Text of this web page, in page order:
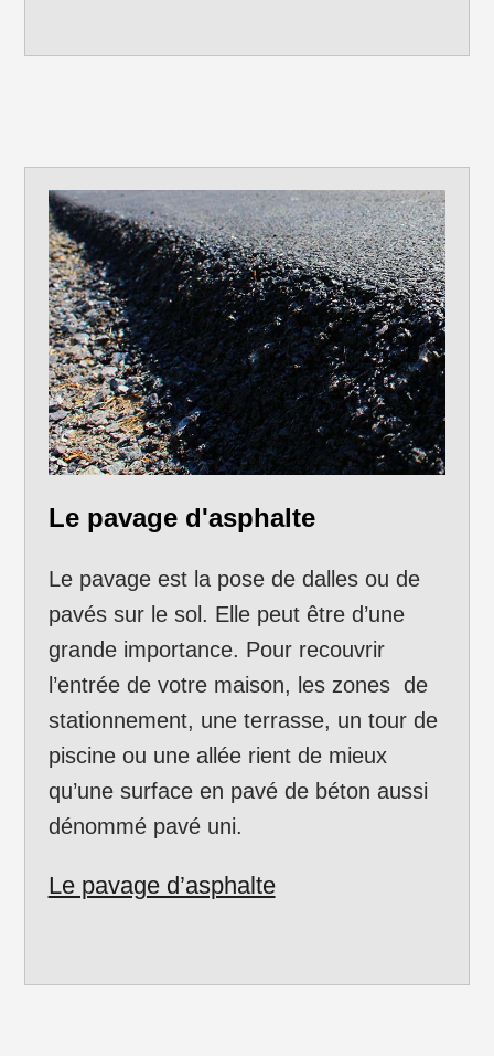
Le pavage d'asphalte
Le pavage est la pose de dalles ou de
pavés sur le sol. Elle peut être d’une
grande importance. Pour recouvrir
l’entrée de votre maison, les zones de
stationnement, une terrasse, un tour de
piscine ou une allée rient de mieux
qu’une surface en pavé de béton aussi
dénommé pavé uni.
Le pavage d’asphalte